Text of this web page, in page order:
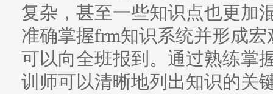
复杂，甚至一些知识点也更加
准确掌握frm知识系统并形成
可以向全班报到。通过熟练掌
训师可以清晰地列出知识的关